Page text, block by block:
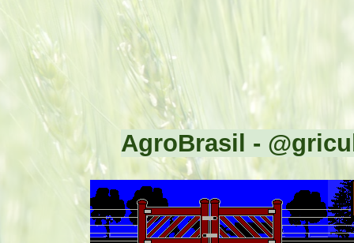
AgroBrasil -